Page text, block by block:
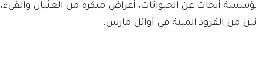
أبحاث عن الحيوانات، أعراض مبكرة من الغثيان والقيء،
من القرود الميتة في أوائل مارس.